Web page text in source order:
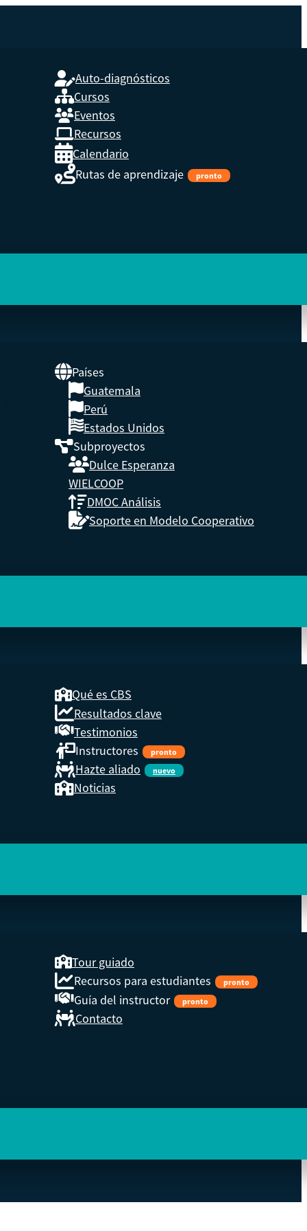
Auto-diagnósticos
Cursos
Eventos
Recursos
Calendario
Rutas de aprendizaje
pronto
Países
Guatemala
Perú
Estados Unidos
Subproyectos
Dulce Esperanza
WIELCOOP
DMOC Análisis
Soporte en Modelo Cooperativo
Qué es CBS
Resultados clave
Testimonios
Instructores
pronto
Hazte aliado nuevo
Noticias
Tour guiado
Recursos para estudiantes
pronto
Guía del instructor pronto
Contacto